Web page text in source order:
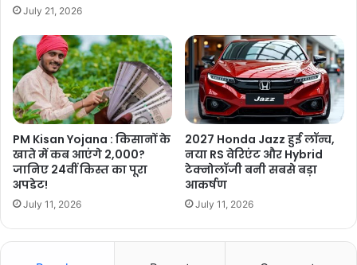
July 21, 2026
PM Kisan Yojana : किसानों के
खाते में कब आएंगे 2,000?
जानिए 24वीं किस्त का पूरा
अपडेट!
July 11, 2026
2027 Honda Jazz हुई लॉन्च,
नया RS वेरिएंट और Hybrid
टेक्नोलॉजी बनी सबसे बड़ा
आकर्षण
July 11, 2026